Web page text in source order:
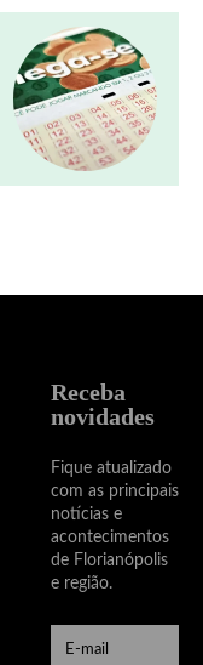
Receba
novidades
Fique atualizado
com as principais
notícias e
acontecimentos
de Florianópolis
e região.